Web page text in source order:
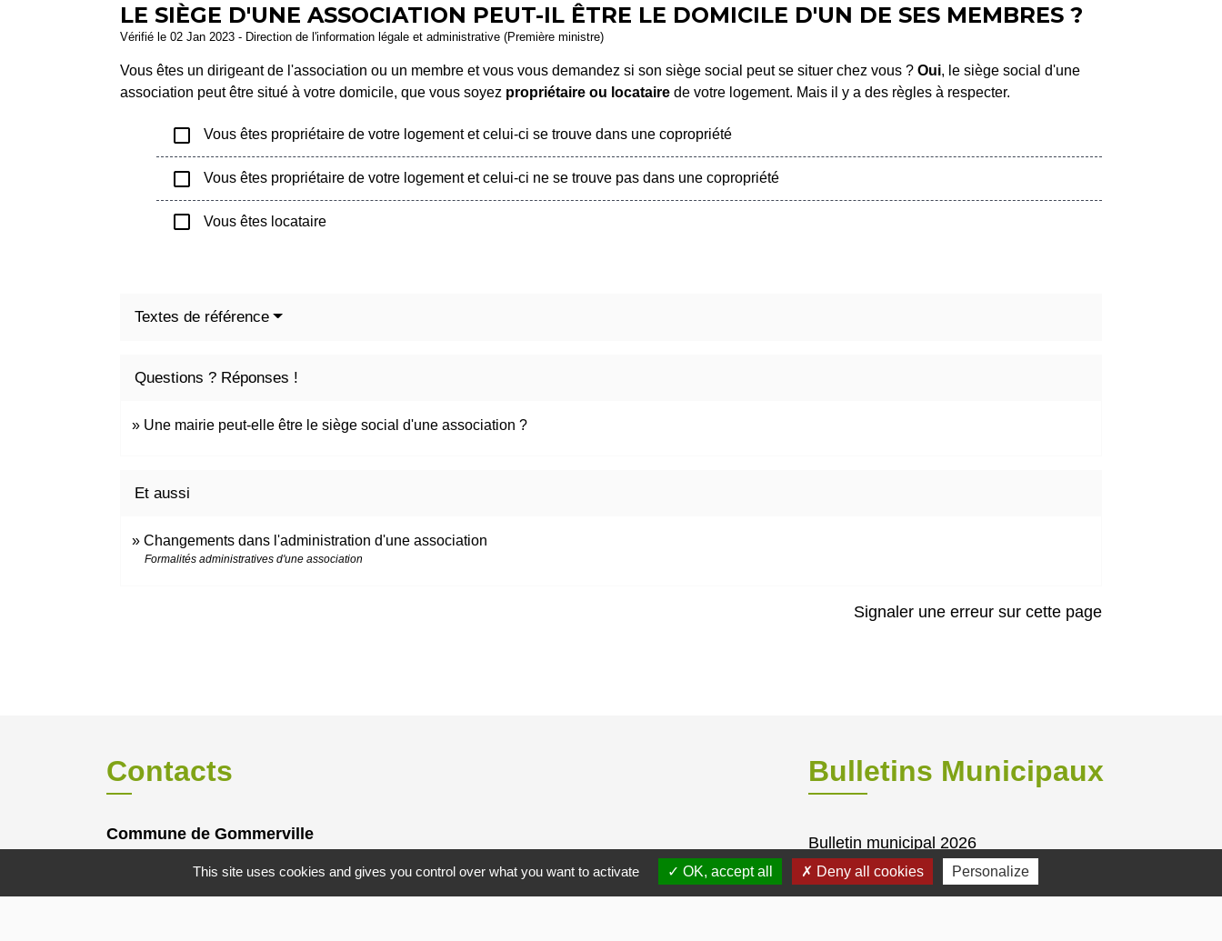
LE SIÈGE D'UNE ASSOCIATION PEUT-IL ÊTRE LE DOMICILE D'UN DE SES MEMBRES ?
Vérifié le 02 Jan 2023 - Direction de l'information légale et administrative (Première ministre)
Vous êtes un dirigeant de l'association ou un membre et vous vous demandez si son siège social peut se situer chez vous ? Oui, le siège social d'une
association peut être situé à votre domicile, que vous soyez propriétaire ou locataire de votre logement. Mais il y a des règles à respecter.
check_box_outline_blank Vous êtes propriétaire de votre logement et celui-ci se trouve dans une copropriété
check_box_outline_blank Vous êtes propriétaire de votre logement et celui-ci ne se trouve pas dans une copropriété
check_box_outline_blank Vous êtes locataire
Textes de référence
Questions ? Réponses !
Une mairie peut-elle être le siège social d'une association ?
Et aussi
Changements dans l'administration d'une association
Formalités administratives d'une association
Signaler une erreur sur cette page
Contacts
Commune de Gommerville
Bulletins Municipaux
Bulletin municipal 2026
Bulletin municipal 2025
Bulletin municipal 2024
This site uses cookies and gives you control over what you want to activate OK, accept all Deny all cookies Personalize